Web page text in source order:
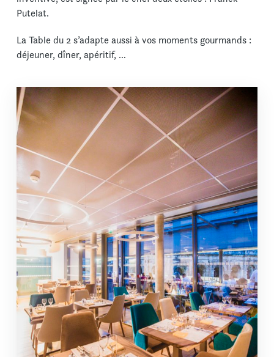
Putelat.
La Table du 2 s’adapte aussi à vos moments gourmands :
déjeuner, dîner, apéritif, …